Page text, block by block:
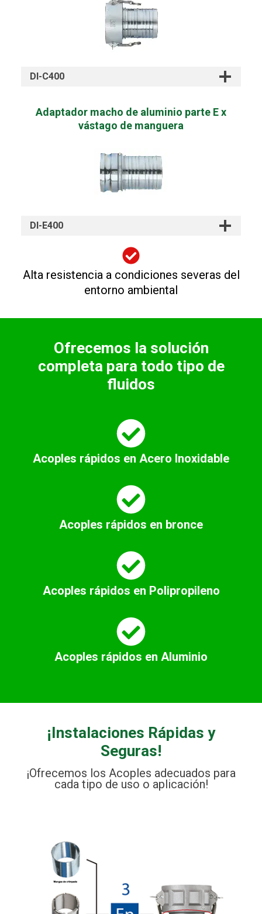
DI-C400
Adaptador macho de aluminio parte E x
vástago de manguera
DI-E400
Alta resistencia a condiciones severas del
entorno ambiental
Ofrecemos la solución
completa para todo tipo de
fluidos
Acoples rápidos en Acero Inoxidable
Acoples rápidos en bronce
Acoples rápidos en Polipropileno
Acoples rápidos en Aluminio
¡Instalaciones Rápidas y
Seguras!
¡Ofrecemos los Acoples adecuados para
cada tipo de uso o aplicación!